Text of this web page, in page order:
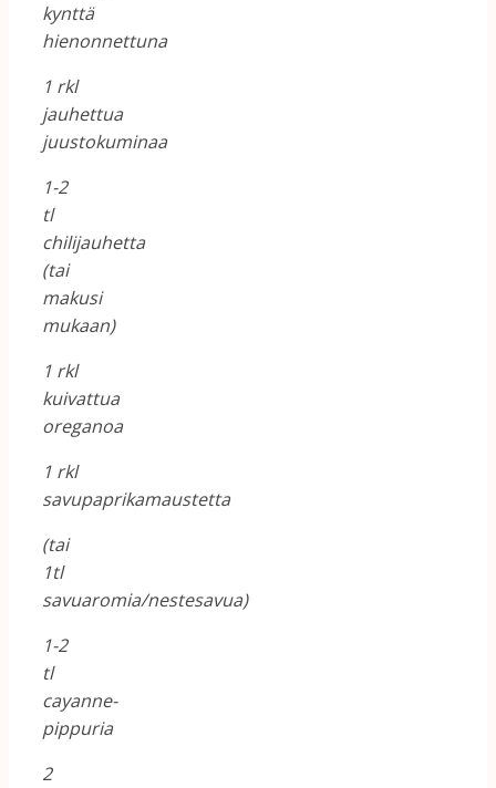
kynttä
hienonnettuna
1 rkl
jauhettua
juustokuminaa
1-2
tl
chilijauhetta
(tai
makusi
mukaan)
1 rkl
kuivattua
oreganoa
1 rkl
savupaprikamaustetta
(tai
1tl
savuaromia/nestesavua)
1-2
tl
cayanne-
pippuria
2